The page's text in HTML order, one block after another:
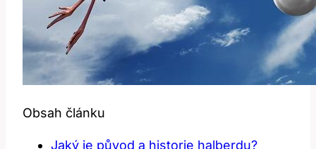
Obsah článku
Jaký⁤ je původ⁣ a‌ historie ‍halberdu?